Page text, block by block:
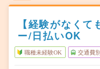
【経験がなく
ー/日払いOK
職種未経験OK 交通費